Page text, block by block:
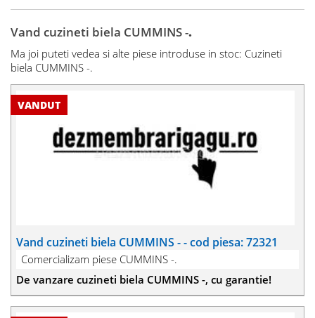
Vand cuzineti biela CUMMINS -.
Ma joi puteti vedea si alte piese introduse in stoc: Cuzineti
biela CUMMINS -.
Vand cuzineti biela CUMMINS - - cod piesa: 72321
Comercializam piese CUMMINS -.
De vanzare cuzineti biela CUMMINS -, cu garantie!